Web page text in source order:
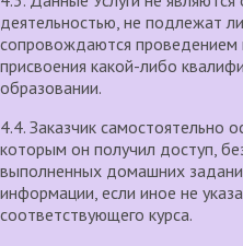
деятельностью, не подлежат
сопровождаются проведением
присвоения какой-либо
образовании.
4.4. Заказчик самостоятельно
которым он получил доступ,
выполненных домашних
информации, если иное не
соответствующего курса.